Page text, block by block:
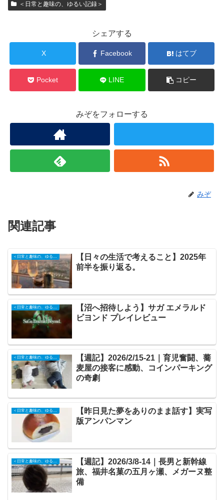
＜日常と趣味の、ゆるい記録＞
シェアする
X Facebook はてブ
Pocket LINE コピー
みぞをフォローする
みぞ
関連記事
＜日常と趣味の、ゆるい記録＞
【日々の生活で考えること】2025年
前半を振り返る。
【沼へ招待しよう】サガ エメラルド
ビヨンド プレイレビュー
＜日常と趣味の、ゆるい記録＞
【週記】2026/2/15-21｜育児奮闘、蕎
麦屋の接客に感動、コインパーキング
の奇劇
＜日常と趣味の、ゆるい記録＞
【昨日見た夢をありのまま話す】実写
版アンパンマン
【週記】2026/3/8-14｜長男と新幹線
旅、福井名菓の五月ヶ瀬、メガーヌ整
備